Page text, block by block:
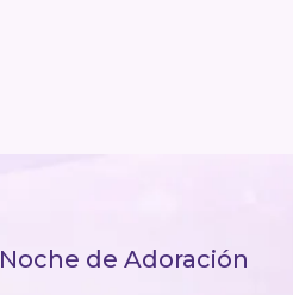
Noche de Adoración